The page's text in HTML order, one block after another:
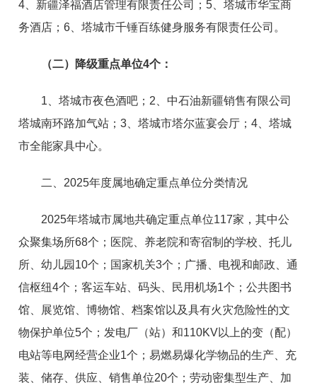
4、新疆泽福酒店管理有限责任公司；5、塔城市华宝商
务酒店；6、塔城市千锤百练健身服务有限责任公司。
（二） 降级重点单位4个 ：
1、塔城市夜色酒吧；2、中石油新疆销售有限公司
塔城南环路加气站；3、塔城市塔尔蓝宴会厅；4、塔城
市全能家具中心。
二、2025年度属地确定重点单位分类情况
2025年塔城市属地共确定重点单位117家，其中公
众聚集场所68个；医院、养老院和寄宿制的学校、托儿
所、幼儿园10个；国家机关3个；广播、电视和邮政、通
信枢纽4个；客运车站、码头、民用机场1个；公共图书
馆、展览馆、博物馆、档案馆以及具有火灾危险性的文
物保护单位5个；发电厂（站）和110KV以上的变（配）
电站等电网经营企业1个；易燃易爆化学物品的生产、充
装、储存、供应、销售单位20个；劳动密集型生产、加